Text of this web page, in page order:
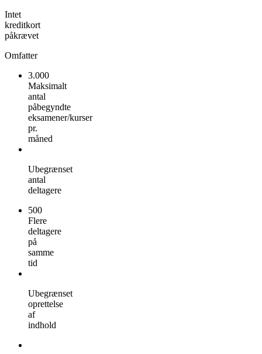
Intet
kreditkort
påkrævet
Omfatter
3.000
Maksimalt
antal
påbegyndte
eksamener/kurser
pr.
måned
Ubegrænset
antal
deltagere
500
Flere
deltagere
på
samme
tid
Ubegrænset
oprettelse
af
indhold